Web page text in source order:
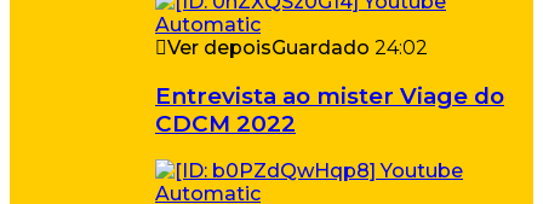
Ver depoisGuardado 24:02
Entrevista ao mister Viage do
CDCM 2022